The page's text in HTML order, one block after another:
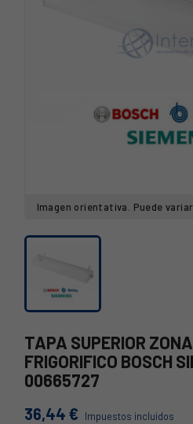
Imagen orientativa. Puede
TAPA SUPERIOR
FRIGORIFICO BOSCH
00665727
36,44 € Impuestos incluidos